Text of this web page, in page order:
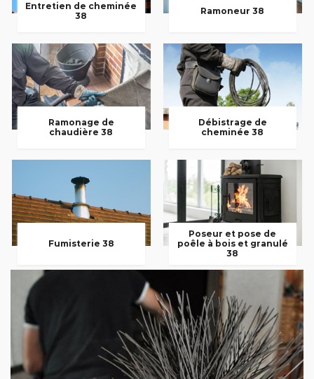
Entretien de cheminée
38
Ramoneur 38
Ramonage de
chaudière 38
Débistrage de
cheminée 38
Fumisterie 38
Poseur et pose de
poêle à bois et granulé
38